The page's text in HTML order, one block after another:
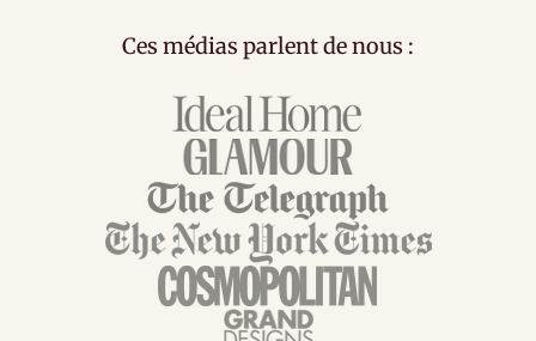
Ces médias parlent de nous :